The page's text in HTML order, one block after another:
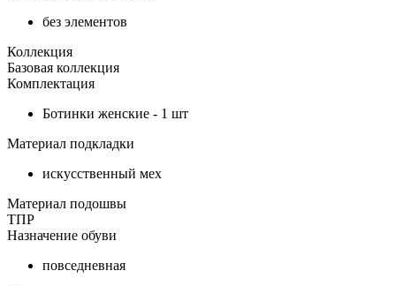
без элементов
Коллекция
Базовая коллекция
Комплектация
Ботинки женские - 1 шт
Материал подкладки
искусственный мех
Материал подошвы
ТПР
Назначение обуви
повседневная